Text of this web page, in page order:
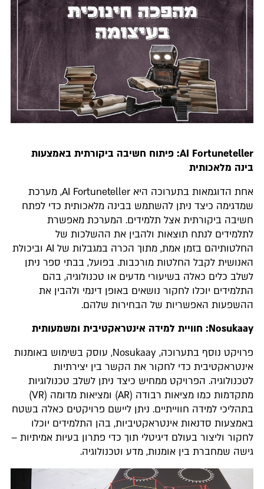
AI Fortuneteller: פיתוח חשיבה ביקורתית באמצעות
בינה מלאכותית
אחת הדוגמאות בתערוכה היא AI Fortuneteller, מערכת
שמדגימה כיצד ניתן להשתמש בבינה מלאכותית כדי לפתח
חשיבה ביקורתית אצל תלמידים. המערכת מאפשרת
לתלמידים לנתח תוצאות ולהבין את ההשלכות של
החלטותיהם בזמן אמת, מתוך הכרה במגבלות של AI וביכולת
האנושית לקבל החלטות מורכבות. בפועל, בבתי ספר ניתן
לשלב כלים כאלה בשיעורי מדעים או טכנולוגיה, בהם
התלמידים יוכלו לחקור נושאים באופן דינמי ולהבין את
ההשפעות האפשריות של הבחירות שלהם.
Nosukaay: חוויית למידה אינטראקטיבית ומשמעותית
פרויקט נוסף בתערוכה, Nosukaay, עוסק בשימוש באומנות
אינטראקטיבית כדי לחקור את הקשר בין יצירתיות
לטכנולוגיה. הפרויקט ממחיש כיצד ניתן לשלב טכנולוגיות
מתקדמות כמו מציאות רבודה (AR) ומציאות מדומה (VR)
בתהליכי למידה חווייתיים. ניתן ליישם פרויקטים כאלה בשטח
באמצעות סדנאות אינטראקטיביות, בהן התלמידים יוכלו
לחקור וליצור בעולם דיגיטלי תוך כדי פתרון בעיות אמיתיות –
גישה שמחברת בין אומנות, מדע וטכנולוגיה.